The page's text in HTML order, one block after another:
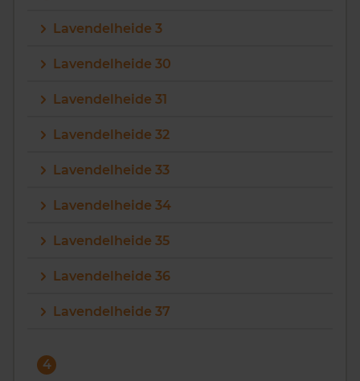
Lavendelheide 3
Lavendelheide 30
Lavendelheide 31
Lavendelheide 32
Lavendelheide 33
Lavendelheide 34
Lavendelheide 35
Lavendelheide 36
Lavendelheide 37
4